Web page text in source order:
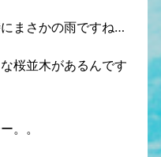
まさかの雨ですね…
桜並木があるんです
。。